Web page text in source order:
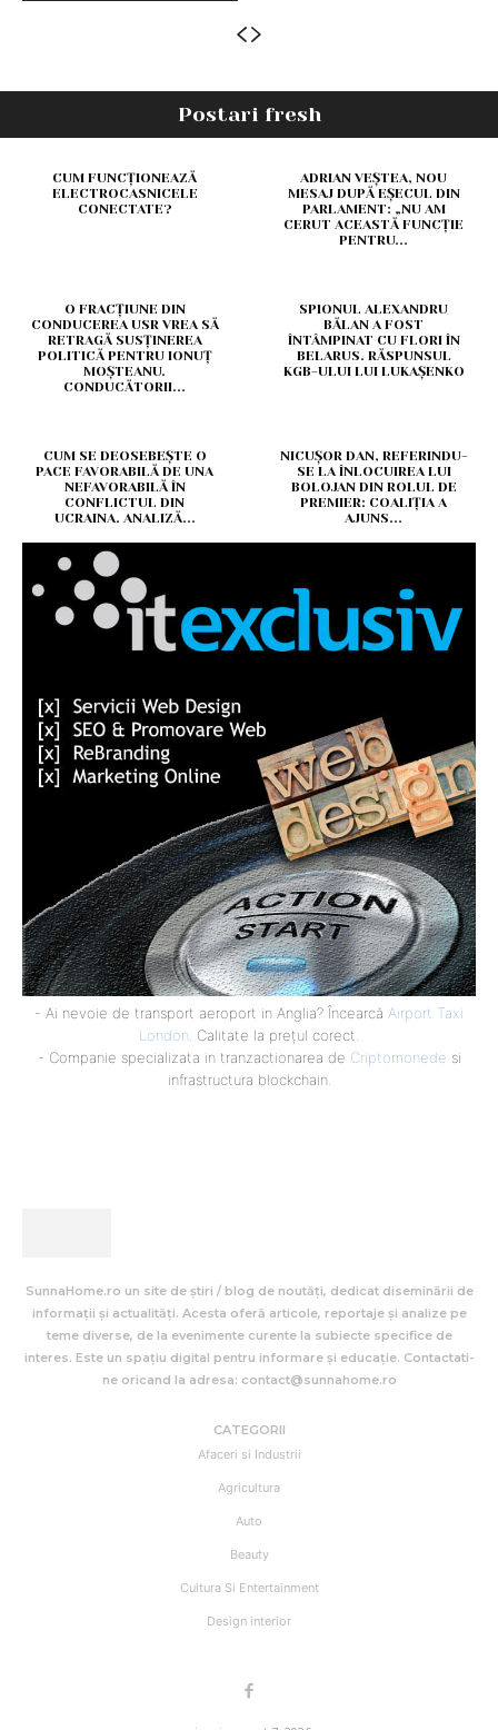
Postari fresh
CUM FUNCȚIONEAZĂ
ELECTROCASNICELE
CONECTATE?
ADRIAN VEȘTEA, NOU
MESAJ DUPĂ EȘECUL DIN
PARLAMENT: „NU AM
CERUT ACEASTĂ FUNCȚIE
PENTRU...
O FRACȚIUNE DIN
CONDUCEREA USR VREA SĂ
RETRAGĂ SUSȚINEREA
POLITICĂ PENTRU IONUȚ
MOȘTEANU.
CONDUCĂTORII...
SPIONUL ALEXANDRU
BĂLAN A FOST
ÎNTÂMPINAT CU FLORI ÎN
BELARUS. RĂSPUNSUL
KGB-ULUI LUI LUKAȘENKO
CUM SE DEOSEBEȘTE O
PACE FAVORABILĂ DE UNA
NEFAVORABILĂ ÎN
CONFLICTUL DIN
UCRAINA. ANALIZĂ...
NICUȘOR DAN, REFERINDU-
SE LA ÎNLOCUIREA LUI
BOLOJAN DIN ROLUL DE
PREMIER: COALIȚIA A
AJUNS...
- Ai nevoie de transport aeroport in Anglia? Încearcă Airport Taxi
London. Calitate la prețul corect.
- Companie specializata in tranzactionarea de Criptomonede si
infrastructura blockchain.
SunnaHome.ro un site de știri / blog de noutăți, dedicat diseminării de
informații și actualități. Acesta oferă articole, reportaje și analize pe
teme diverse, de la evenimente curente la subiecte specifice de
interes. Este un spațiu digital pentru informare și educație. Contactati-
ne oricand la adresa: contact@sunnahome.ro
CATEGORII
Afaceri si Industrii
Agricultura
Auto
Beauty
Cultura Si Entertainment
Design interior